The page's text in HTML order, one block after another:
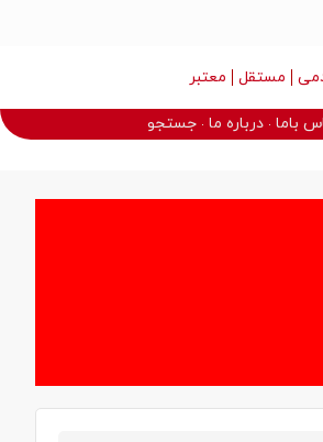
مستقل معتبر
باما درباره ما جستجو